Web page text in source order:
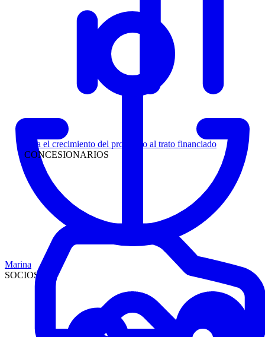
Siga el crecimiento del prospecto al trato financiado
CONCESIONARIOS
Marina
SOCIOS